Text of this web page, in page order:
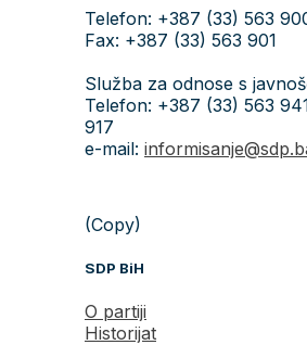
Telefon: +387 (33) 563
Fax: +387 (33) 563 901
Služba za odnose s
Telefon: +387 (33) 563
917
e-mail:
(Copy)
SDP BiH
O partiji
Historijat